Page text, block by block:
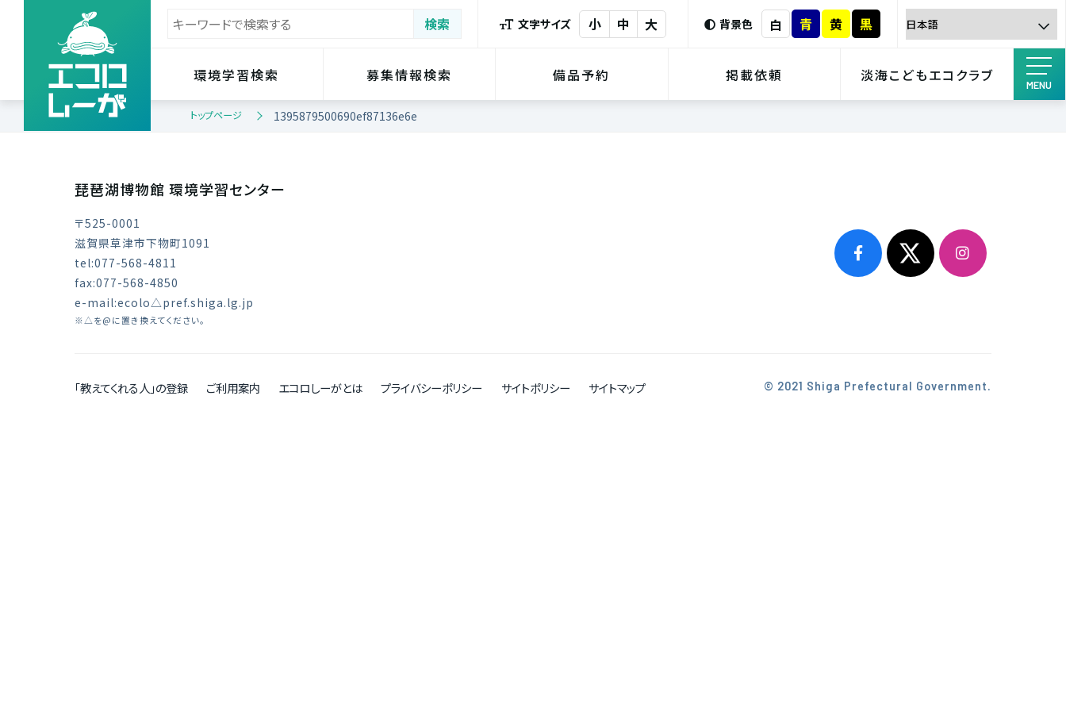
文字サイズ 小 中 大 背景色 白 青 黄 黒
環境学習検索 募集情報検索 備品予約 掲載依頼 淡海こどもエコクラブ
MENU
トップページ 1395879500690ef87136e6e
琵琶湖博物館 環境学習センター
〒525-0001
滋賀県草津市下物町1091
tel:077-568-4811
fax:077-568-4850
e-mail:ecolo△pref.shiga.lg.jp
※△を@に置き換えてください。
「教えてくれる人」の登録 ご利用案内 エコロしーがとは プライバシーポリシー サイトポリシー サイトマップ © 2021 Shiga Prefectural Government.